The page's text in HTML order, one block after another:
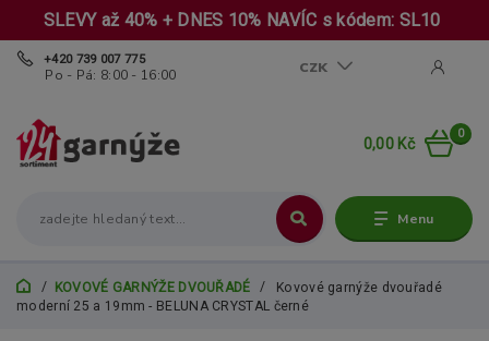
SLEVY až 40% + DNES 10% NAVÍC s kódem: SL10
Menu
CZK
+420 739 007 775
Po - Pá: 8:00 - 16:00
0
0,00 Kč
KOVOVÉ GARNÝŽE DVOUŘADÉ
Kovové garnýže dvouřadé
moderní 25 a 19mm - BELUNA CRYSTAL černé